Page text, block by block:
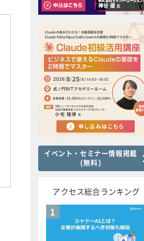
イベント・セミナー情報掲載
(無料)
アクセス総合ランキング
1